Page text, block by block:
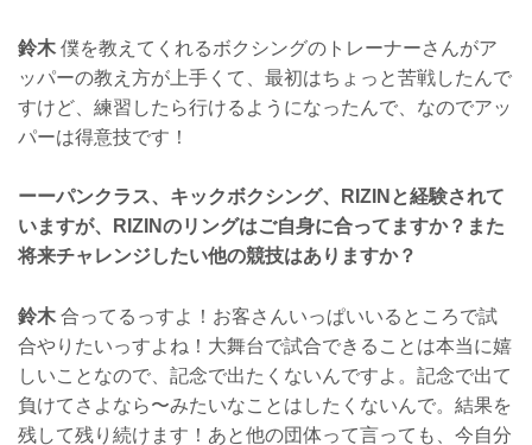
鈴木 僕を教えてくれるボクシングのトレーナーさんがア
ッパーの教え方が上手くて、最初はちょっと苦戦したんで
すけど、練習したら行けるようになったんで、なのでアッ
パーは得意技です！
ーーパンクラス、キックボクシング、RIZINと経験されて
いますが、RIZINのリングはご自身に合ってますか？また
将来チャレンジしたい他の競技はありますか？
鈴木 合ってるっすよ！お客さんいっぱいいるところで試
合やりたいっすよね！大舞台で試合できることは本当に嬉
しいことなので、記念で出たくないんですよ。記念で出て
負けてさよなら〜みたいなことはしたくないんで。結果を
残して残り続けます！あと他の団体って言っても、今自分